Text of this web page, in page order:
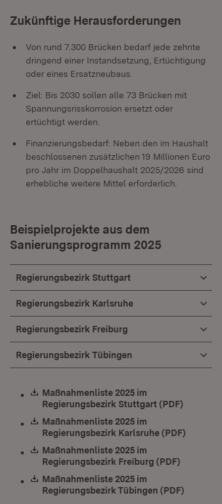
Zukünftige Herausforderungen
Von rund 7.300 Brücken bedarf jede zehnte
dringend einer Instandsetzung, Ertüchtigung
oder eines Ersatzneubaus.
Ziel: Bis 2030 sollen alle 73 Brücken mit
Spannungsrisskorrosion ersetzt oder
ertüchtigt werden.
Finanzierungsbedarf: Neben den im Haushalt
beschlossenen zusätzlichen 19 Millionen Euro
pro Jahr im Doppelhaushalt 2025/2026 sind
erhebliche weitere Mittel erforderlich.
Beispielprojekte aus dem
Sanierungsprogramm 2025
Regierungsbezirk Stuttgart
Regierungsbezirk Karlsruhe
Regierungsbezirk Freiburg
Regierungsbezirk Tübingen
Download:
Maßnahmenliste 2025 im
Regierungsbezirk Stuttgart (PDF)
Download:
Maßnahmenliste 2025 im
Regierungsbezirk Karlsruhe (PDF)
Download:
Maßnahmenliste 2025 im
Regierungsbezirk Freiburg (PDF)
Download:
Maßnahmenliste 2025 im
Regierungsbezirk Tübingen (PDF)